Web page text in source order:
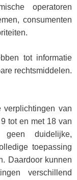
operatoren
consumenten
tot informatie
rechtsmiddelen.
verplichtingen van
tot en met 18 van
duidelijke,
toepassing
Daardoor kunnen
verschillend